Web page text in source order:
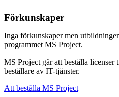
Förkunskaper
Inga förkunskaper men
programmet MS Project.
MS Project går att beställa
beställare av IT-tjänster.
Att beställa MS Project